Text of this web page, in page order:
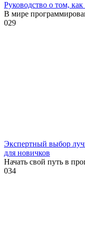
Руководство о том, как
В мире
029
Экспертный выбор
для новичков
Начать свой путь в
034